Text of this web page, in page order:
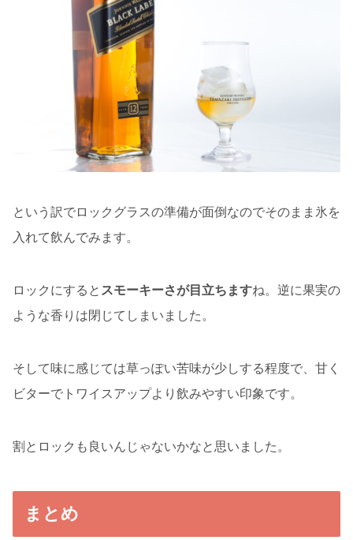
という訳でロックグラスの準備が面倒なのでそのまま氷を
入れて飲んでみます。
ロックにすると スモーキーさが目立ちますね。逆に果実の
ような香りは閉じてしまいました。
そして味に感じては草っぽい苦味が少しする程度で、甘く
ビターでトワイスアップより飲みやすい印象です。
割とロックも良いんじゃないかなと思いました。
まとめ